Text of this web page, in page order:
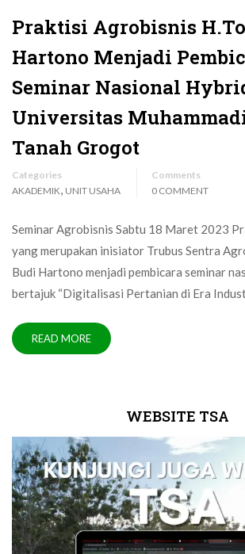
Praktisi Agrobisnis
Hartono Menjadi
Seminar Nasional
Universitas
Tanah Grogot
Categories
AKADEMIK, UNIT USAHA
Comments
0 COMMENT
Seminar Agrobisnis Sabtu 18 Maret 2023
yang merupakan inisiator Trubus Sentra
Budi Hartono menjadi pembicara seminar
bertajuk “Digitalisasi Pertanian di Era
READ MORE
WEBSITE TSA